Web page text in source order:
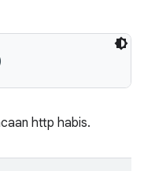
http habis.